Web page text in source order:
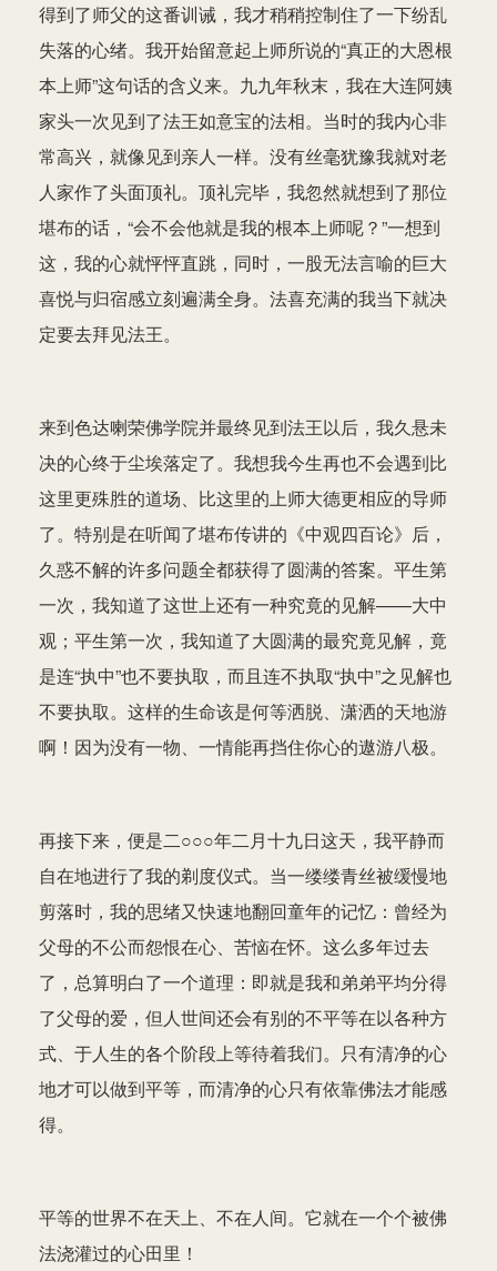
得到了师父的这番训诫，我才稍稍控制住了一下纷乱
失落的心绪。我开始留意起上师所说的“真正的大恩根
本上师”这句话的含义来。九九年秋末，我在大连阿姨
家头一次见到了法王如意宝的法相。当时的我内心非
常高兴，就像见到亲人一样。没有丝毫犹豫我就对老
人家作了头面顶礼。顶礼完毕，我忽然就想到了那位
堪布的话，“会不会他就是我的根本上师呢？”一想到
这，我的心就怦怦直跳，同时，一股无法言喻的巨大
喜悦与归宿感立刻遍满全身。法喜充满的我当下就决
定要去拜见法王。
来到色达喇荣佛学院并最终见到法王以后，我久悬未
决的心终于尘埃落定了。我想我今生再也不会遇到比
这里更殊胜的道场、比这里的上师大德更相应的导师
了。特别是在听闻了堪布传讲的《中观四百论》后，
久惑不解的许多问题全都获得了圆满的答案。平生第
一次，我知道了这世上还有一种究竟的见解——大中
观；平生第一次，我知道了大圆满的最究竟见解，竟
是连“执中”也不要执取，而且连不执取“执中”之见解也
不要执取。这样的生命该是何等洒脱、潇洒的天地游
啊！因为没有一物、一情能再挡住你心的遨游八极。
再接下来，便是二○○○年二月十九日这天，我平静而
自在地进行了我的剃度仪式。当一缕缕青丝被缓慢地
剪落时，我的思绪又快速地翻回童年的记忆：曾经为
父母的不公而怨恨在心、苦恼在怀。这么多年过去
了，总算明白了一个道理：即就是我和弟弟平均分得
了父母的爱，但人世间还会有别的不平等在以各种方
式、于人生的各个阶段上等待着我们。只有清净的心
地才可以做到平等，而清净的心只有依靠佛法才能感
得。
平等的世界不在天上、不在人间。它就在一个个被佛
法浇灌过的心田里！